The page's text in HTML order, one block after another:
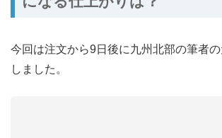
今回は注文から9日後に九州北部の筆者
しました。